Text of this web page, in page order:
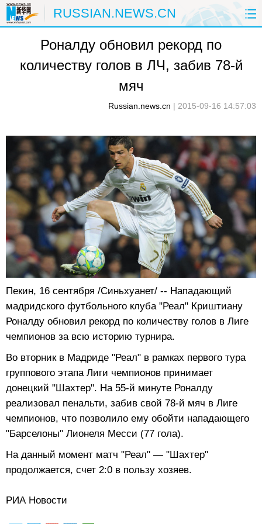
RUSSIAN.NEWS.CN
ГЛАВНАЯ КИТАЙ РФ И СНГ
В МИРЕ ЭКОНОМИКА ОБЩЕСТВО
ПРИРОДА КУЛЬТУРА
СПЕЦТЕМЫ
Роналду обновил рекорд по
количеству голов в ЛЧ, забив 78-й
мяч
Russian.news.cn | 2015-09-16 14:57:03
Пекин, 16 сентября /Синьхуанет/ -- Нападающий
мадридского футбольного клуба "Реал" Криштиану
Роналду обновил рекорд по количеству голов в Лиге
чемпионов за всю историю турнира.
Во вторник в Мадриде "Реал" в рамках первого тура
группового этапа Лиги чемпионов принимает
донецкий "Шахтер". На 55-й минуте Роналду
реализовал пенальти, забив свой 78-й мяч в Лиге
чемпионов, что позволило ему обойти нападающего
"Барселоны" Лионеля Месси (77 гола).
На данный момент матч "Реал" — "Шахтер"
продолжается, счет 2:0 в пользу хозяев.
РИА Новости